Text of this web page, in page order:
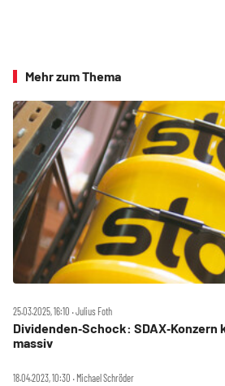
Mehr zum Thema
25.03.2025, 16:10 ‧ Julius Foth
Dividenden‑Schock:
massiv
18.04.2023, 10:30 ‧ Michael Schröder